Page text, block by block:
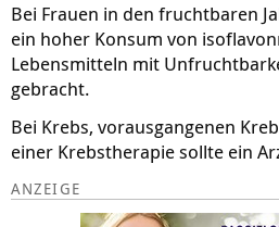
Bei Frauen in den fruchtbaren
ein hoher Konsum von
Lebensmitteln mit
gebracht.
Bei Krebs, vorausgangenen
einer Krebstherapie sollte ein